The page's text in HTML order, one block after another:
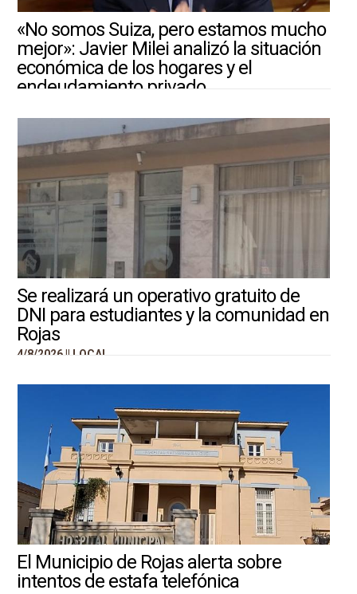
«No somos Suiza, pero estamos mucho
mejor»: Javier Milei analizó la situación
económica de los hogares y el
endeudamiento privado
Se realizará un operativo gratuito de
DNI para estudiantes y la comunidad en
Rojas
4/8/2026 || LOCAL
El Municipio de Rojas alerta sobre
intentos de estafa telefónica